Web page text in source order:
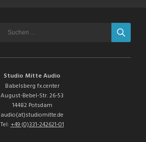
Studio Mitte Audio
Babelsberg fx.center
August-Bebel-Str. 26-53
14482 Potsdam
audio(at)studiomitte.de
Tel:+49 (0)331-242621-01